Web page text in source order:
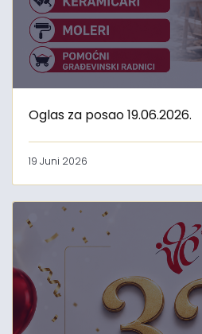
Oglas za posao 19.06.2026.
19 Juni 2026